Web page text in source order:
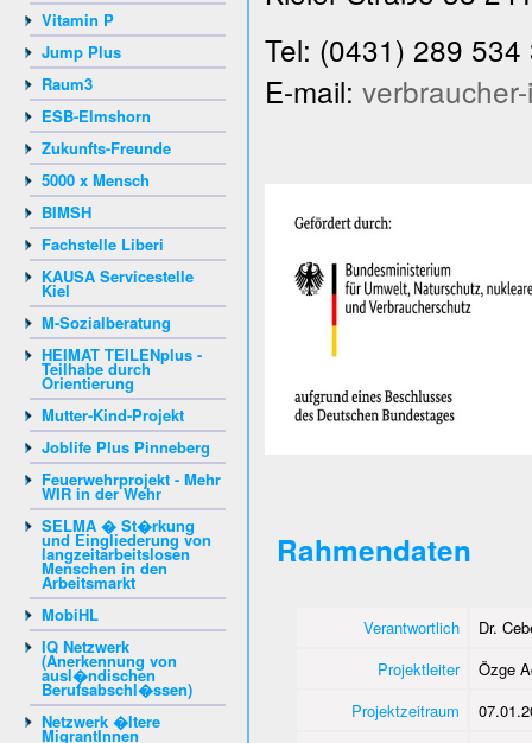
Vitamin P
Jump Plus
Raum3
ESB-Elmshorn
Zukunfts-Freunde
5000 x Mensch
BIMSH
Fachstelle Liberi
KAUSA Servicestelle
Kiel
M-Sozialberatung
HEIMAT TEILENplus -
Teilhabe durch
Orientierung
Mutter-Kind-Projekt
Joblife Plus Pinneberg
Feuerwehrprojekt - Mehr
WIR in der Wehr
SELMA � St�rkung
und Eingliederung von
langzeitarbeitslosen
Menschen in den
Arbeitsmarkt
MobiHL
IQ Netzwerk
(Anerkennung von
ausl�ndischen
Berufsabschl�ssen)
Netzwerk �ltere
MigrantInnen
Tel: (0431) 289 534
E-mail:
Rahmendaten
Verantwortlich
Dr.
Projektleiter
Özge
Projektzeitraum